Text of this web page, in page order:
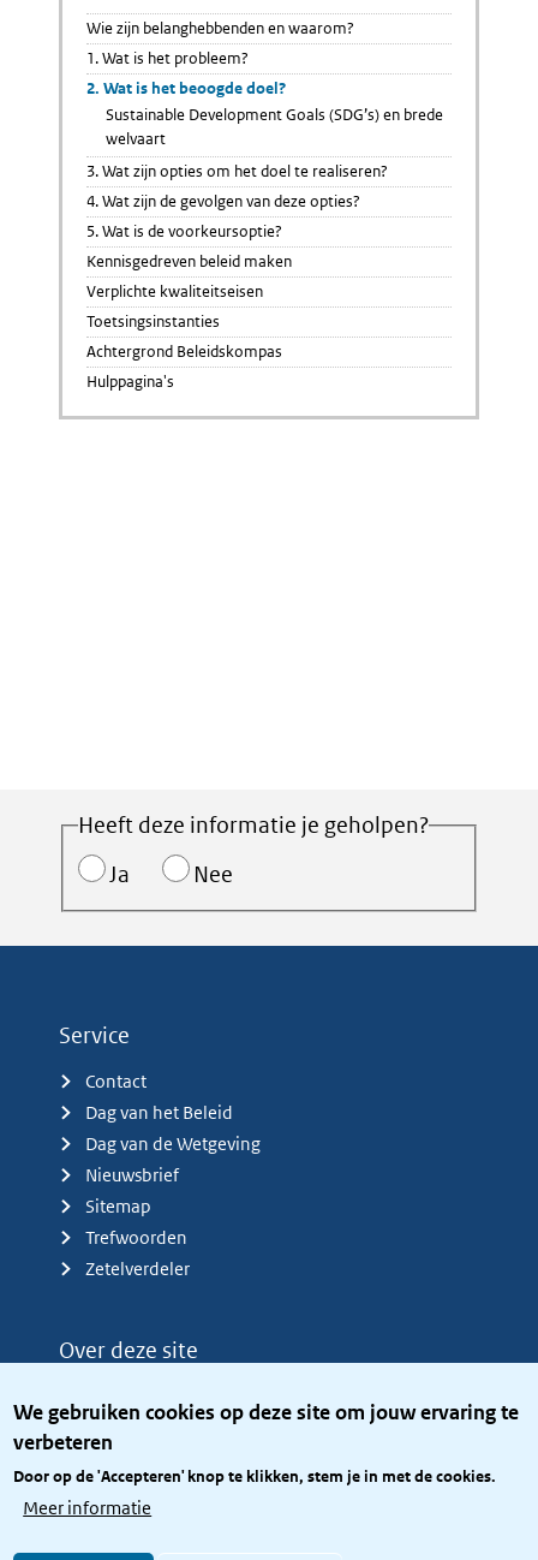
We gebruiken cookies op deze site om jouw ervaring te
verbeteren
Door op de 'Accepteren' knop te klikken, stem je in met de cookies.
Meer informatie
Wie zijn belanghebbenden en waarom?
1. Wat is het probleem?
2. Wat is het beoogde doel?
Sustainable Development Goals (SDG’s) en brede
welvaart
3. Wat zijn opties om het doel te realiseren?
4. Wat zijn de gevolgen van deze opties?
5. Wat is de voorkeursoptie?
Kennisgedreven beleid maken
Verplichte kwaliteitseisen
Toetsingsinstanties
Achtergrond Beleidskompas
Hulppagina's
Heeft deze informatie je geholpen?
Ja
Nee
Service
Contact
Dag van het Beleid
Dag van de Wetgeving
Nieuwsbrief
Sitemap
Trefwoorden
Zetelverdeler
Over deze site
Privacy
Toegang site openbaar
Toegankelijkheid